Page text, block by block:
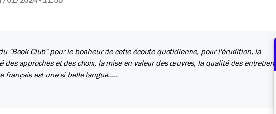
"Book Club" pour le bonheur de cette écoute quotidienne, pour l'érudition, la
des approches et des choix, la mise en valeur des œuvres, la qualité des entretiens.
français est une si belle langue.....